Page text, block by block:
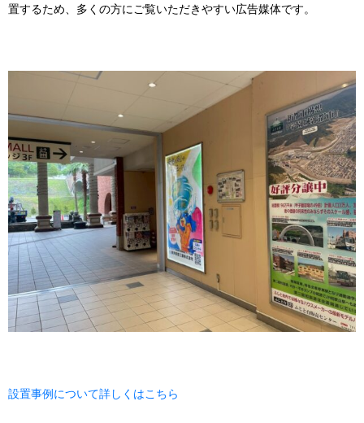
置するため、多くの方にご覧いただきやすい広告媒体です。
設置事例について詳しくはこちら